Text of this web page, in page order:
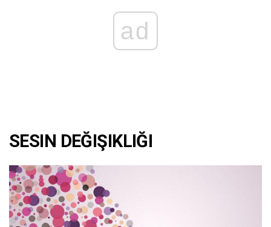
ad
SESIN DEĞIŞIKLIĞI